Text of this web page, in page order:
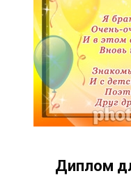
Диплом